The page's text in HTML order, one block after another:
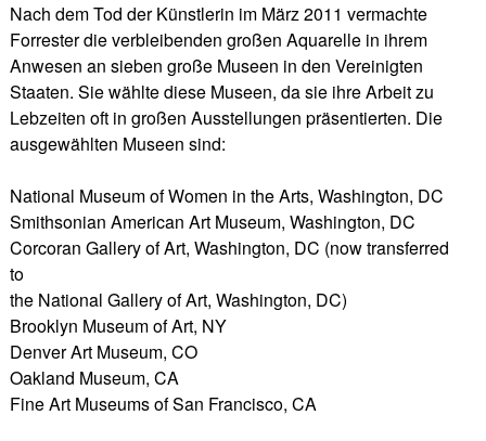
Nach dem Tod der Künstlerin im März 2011 vermachte
Forrester die verbleibenden großen Aquarelle in ihrem
Anwesen an sieben große Museen in den Vereinigten
Staaten. Sie wählte diese Museen, da sie ihre Arbeit zu
Lebzeiten oft in großen Ausstellungen präsentierten. Die
ausgewählten Museen sind:
National Museum of Women in the Arts, Washington, DC
Smithsonian American Art Museum, Washington, DC
Corcoran Gallery of Art, Washington, DC (now transferred
to
the National Gallery of Art, Washington, DC)
Brooklyn Museum of Art, NY
Denver Art Museum, CO
Oakland Museum, CA
Fine Art Museums of San Francisco, CA